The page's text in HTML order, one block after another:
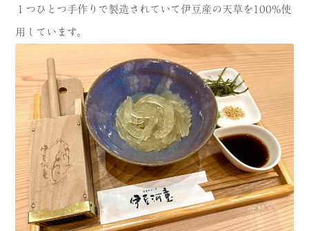
１つひとつ手作りで製造されていて伊豆産の天草を100%使
用しています。